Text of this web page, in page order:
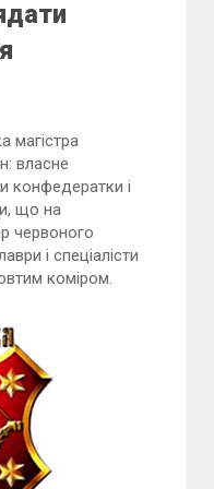
магістра
власне
конфедератки і
що на
червоного
і спеціалісти
коміром.